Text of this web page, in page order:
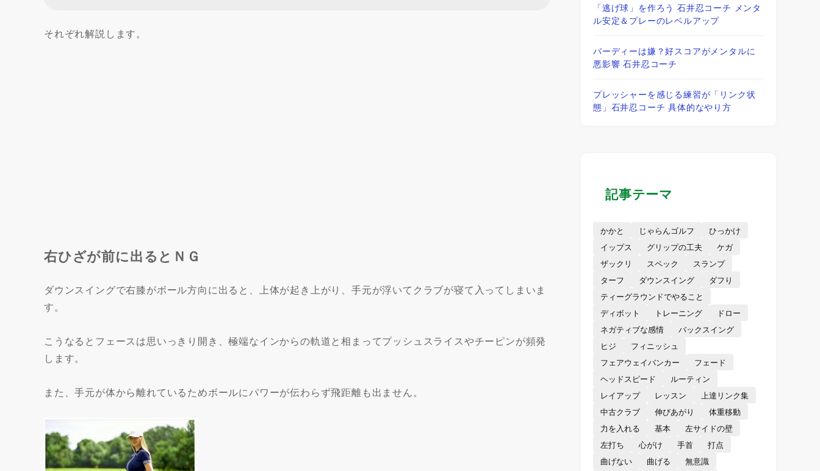
それぞれ解説します。
右ひざが前に出るとＮＧ
ダウンスイングで右膝がボール方向に出ると、上体が起き上がり、手元が浮いてクラブが寝て入ってしまいま
す。
こうなるとフェースは思いっきり開き、極端なインからの軌道と相まってプッシュスライスやチーピンが頻発
します。
また、手元が体から離れているためボールにパワーが伝わらず飛距離も出ません。
「逃げ球」を作ろう 石井忍コーチ メンタ
ル安定＆プレーのレベルアップ
バーディーは嫌？好スコアがメンタルに
悪影響 石井忍コーチ
プレッシャーを感じる練習が「リンク状
態」石井忍コーチ 具体的なやり方
記事テーマ
かかと じゃらんゴルフ
ひっかけ
イップス
グリップの工夫
ケガ
ザックリ
スペック
スランプ
ターフ
ダウンスイング
ダフり
ティーグラウンドでやること
ディボット
トレーニング
ドロー
ネガティブな感情
バックスイング
ヒジ
フィニッシュ
フェアウェイバンカー
フェード
ヘッドスピード
ルーティン
レイアップ
レッスン
上達リンク集
中古クラブ
伸びあがり
体重移動
力を入れる
基本
左サイドの壁
左打ち
心がけ 手首
打点
曲げない
曲げる
無意識